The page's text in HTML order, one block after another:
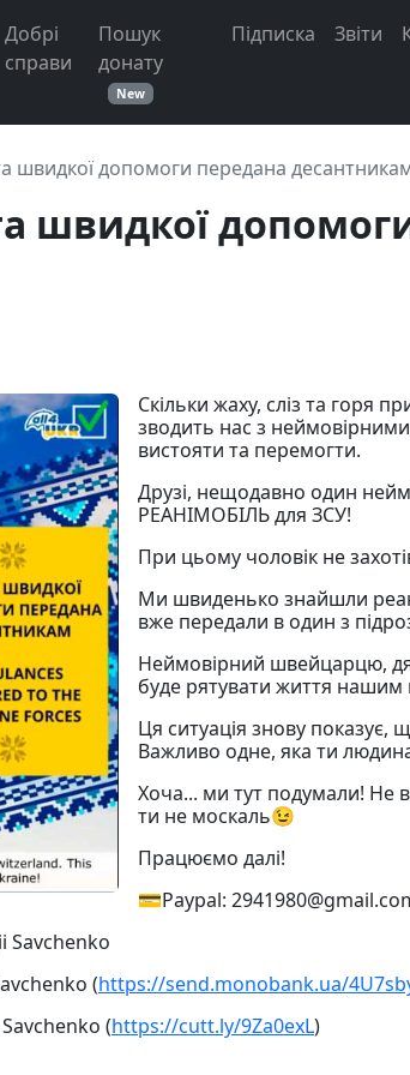
Добрі
справи
Пошук
донату
New
Підписка Звіти
швидкої допомоги передана
швидкої
Скільки жаху, сліз та горя
зводить нас з
вистояти та перемогти.
Друзі, нещодавно один
РЕАНІМОБІЛЬ для ЗСУ!
При цьому чоловік не
Ми швиденько знайшли
вже передали в один з
Неймовірний швейцарцю,
буде рятувати життя
Ця ситуація знову показує,
Важливо одне, яка ти
Хоча... ми тут подумали! Не
ти не москаль😉
Працюємо далі!
💳Paypal:
Savchenko
(https://send.monobank.ua/
(https://cutt.ly/9Za0exL)